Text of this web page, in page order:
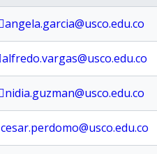
angela.garcia@usco.edu.co
alfredo.vargas@usco.edu.co
nidia.guzman@usco.edu.co
cesar.perdomo@usco.edu.co